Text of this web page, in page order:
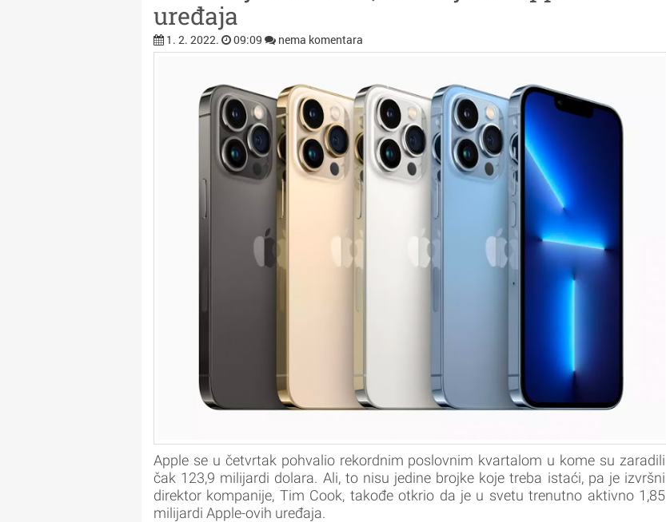
uređaja
1. 2. 2022. 09:09 nema komentara
Apple se u četvrtak pohvalio rekordnim poslovnim kvartalom u kome su zaradili
čak 123,9 milijardi dolara. Ali, to nisu jedine brojke koje treba istaći, pa je izvršni
direktor kompanije, Tim Cook, takođe otkrio da je u svetu trenutno aktivno 1,85
milijardi Apple-ovih uređaja.